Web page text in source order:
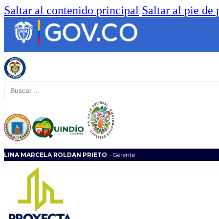
Saltar al contenido principal Saltar al pie de
Buscar:
LINA MARCELA ROLDAN PRIETO - Gerente